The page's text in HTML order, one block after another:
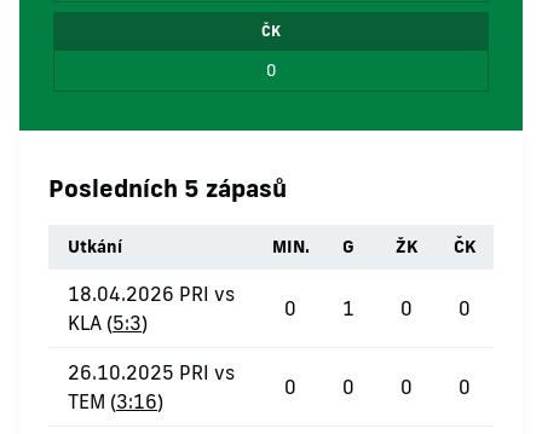
ČK
0
Posledních 5 zápasů
Utkání MIN. G ŽK ČK
18.04.2026 PRI vs
KLA (5:3)
0 1 0 0
26.10.2025 PRI vs
TEM (3:16)
0 0 0 0